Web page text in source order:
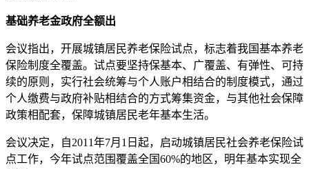
基础养老金政府全额出
会议指出，开展城镇居民养老保险试点，标志着我国基本养老
保险制度全覆盖。试点要坚持保基本、广覆盖、有弹性、可持
续的原则，实行社会统筹与个人账户相结合的制度模式，通过
个人缴费与政府补贴相结合的方式筹集资金，与其他社会保障
政策相配套，保障城镇居民老年基本生活。
会议决定，自2011年7月1日起，启动城镇居民社会养老保险试
点工作，今年试点范围覆盖全国60%的地区，明年基本实现全